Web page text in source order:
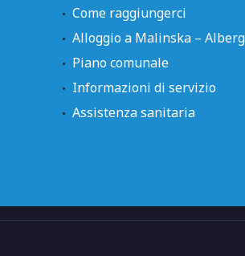
Come raggiungerci
Alloggio a Malinska –
Piano comunale
Informazioni di servizio
Assistenza sanitaria